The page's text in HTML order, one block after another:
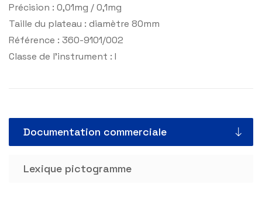
Précision : 0,01mg / 0,1mg
Taille du plateau : diamètre 80mm
Référence : 360-9101/002
Classe de l’instrument : I
Documentation commerciale
Lexique pictogramme